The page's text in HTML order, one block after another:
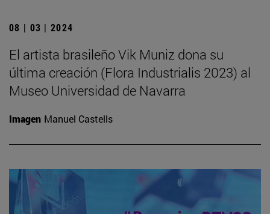
08 | 03 | 2024
El artista brasileño Vik Muniz dona su
última creación (Flora Industrialis 2023) al
Museo Universidad de Navarra
Imagen Manuel Castells